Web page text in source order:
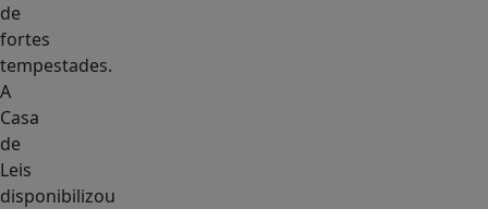
de
fortes
tempestades.
A
Casa
de
Leis
disponibilizou